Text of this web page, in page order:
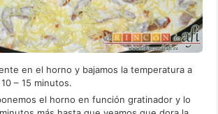
en el horno y bajamos la temperatura a
– 15 minutos.
el horno en función gratinador y lo